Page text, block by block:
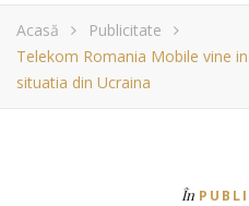
Acasă
Publicitate
Telekom Romania Mobile vine
situatia din Ucraina
În